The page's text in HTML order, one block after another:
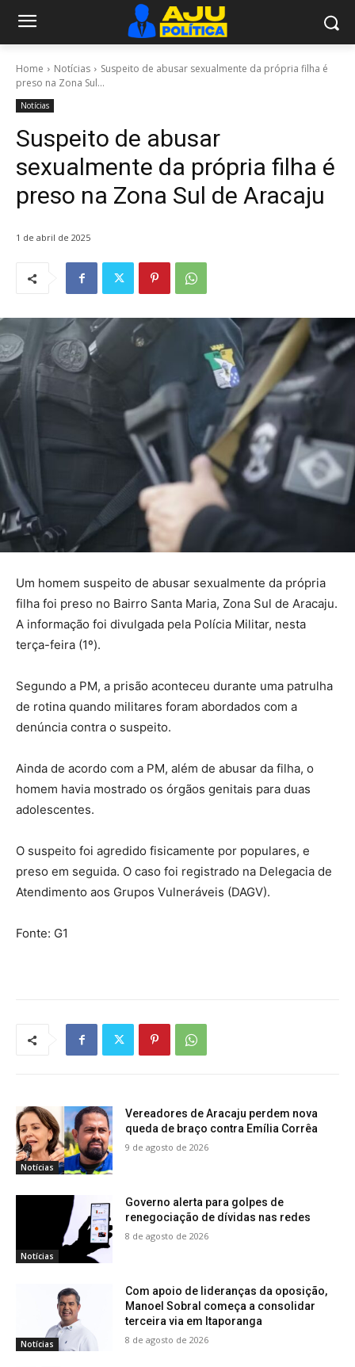
Home Notícias
Suspeito de abusar sexualmente da própria filha é
preso na Zona Sul...
Notícias
Suspeito de abusar
sexualmente da própria filha é
preso na Zona Sul de Aracaju
1 de abril de 2025
Um homem suspeito de abusar sexualmente da própria
filha foi preso no Bairro Santa Maria, Zona Sul de Aracaju.
A informação foi divulgada pela Polícia Militar, nesta
terça-feira (1º).
Segundo a PM, a prisão aconteceu durante uma patrulha
de rotina quando militares foram abordados com a
denúncia contra o suspeito.
Ainda de acordo com a PM, além de abusar da filha, o
homem havia mostrado os órgãos genitais para duas
adolescentes.
O suspeito foi agredido fisicamente por populares, e
preso em seguida. O caso foi registrado na Delegacia de
Atendimento aos Grupos Vulneráveis (DAGV).
Fonte: G1
Notícias
Vereadores de Aracaju perdem nova
queda de braço contra Emília Corrêa
9 de agosto de 2026
Notícias
Governo alerta para golpes de
renegociação de dívidas nas redes
8 de agosto de 2026
Notícias
Com apoio de lideranças da oposição,
Manoel Sobral começa a consolidar
terceira via em Itaporanga
8 de agosto de 2026